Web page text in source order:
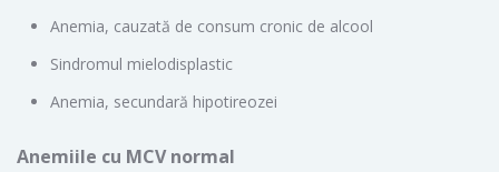
Anemia, cauzată de consum cronic de alcool
Sindromul mielodisplastic
Anemia, secundară hipotireozei
Anemiile cu MCV normal